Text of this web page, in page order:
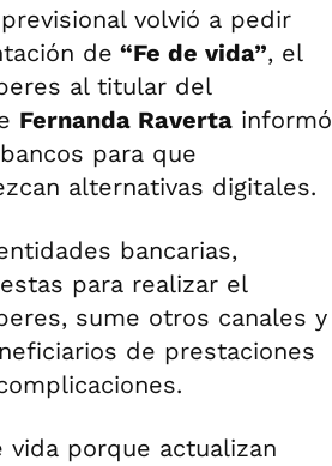
volvió a pedir
de “Fe de vida”, el
al titular del
Fernanda Raverta informó
para que
alternativas digitales.
bancarias,
para realizar el
sume otros canales y
de prestaciones
porque actualizan